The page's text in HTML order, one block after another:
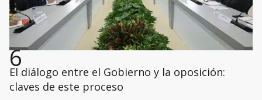
6
El diálogo entre el Gobierno y la oposición:
claves de este proceso